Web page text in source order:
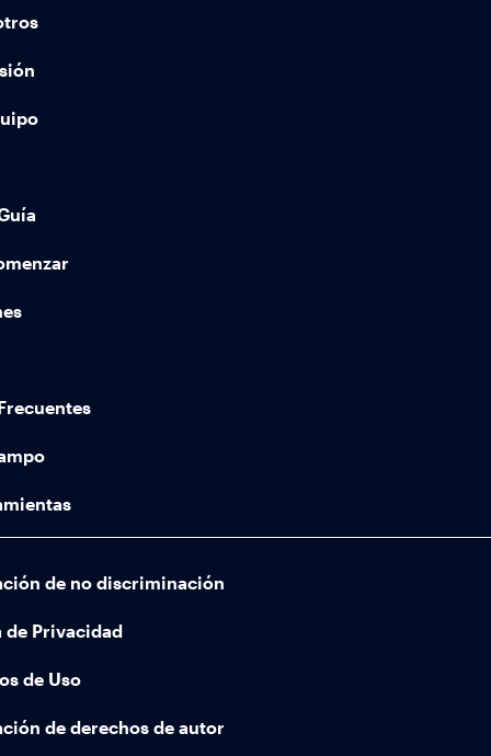
de no discriminación
de Privacidad
de Uso
de derechos de autor